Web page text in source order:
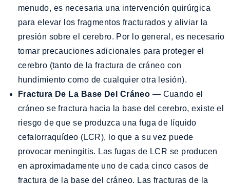
menudo, es necesaria una intervención quirúrgica
para elevar los fragmentos fracturados y aliviar la
presión sobre el cerebro. Por lo general, es necesario
tomar precauciones adicionales para proteger el
cerebro (tanto de la fractura de cráneo con
hundimiento como de cualquier otra lesión).
Fractura De La Base Del Cráneo — Cuando el
cráneo se fractura hacia la base del cerebro, existe el
riesgo de que se produzca una fuga de líquido
cefalorraquídeo (LCR), lo que a su vez puede
provocar meningitis. Las fugas de LCR se producen
en aproximadamente uno de cada cinco casos de
fractura de la base del cráneo. Las fracturas de la